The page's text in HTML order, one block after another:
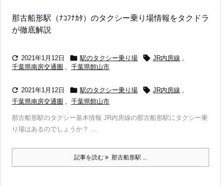
那古船形駅（ﾅｺﾌﾅｶﾀ）のタクシー乗り場情報をタクドラ
が徹底解説
 2021年1月12日  駅のタクシー乗り場  JR内房線 ,
千葉県南房交通圏 , 千葉県館山市
 2021年1月12日  駅のタクシー乗り場  JR内房線 ,
千葉県南房交通圏 , 千葉県館山市
那古船形駅のタクシー基本情報 JR内房線の那古船形駅にタクシー乗
り場はあるのでしょうか？ ...
記事を読む 那古船形駅 ...